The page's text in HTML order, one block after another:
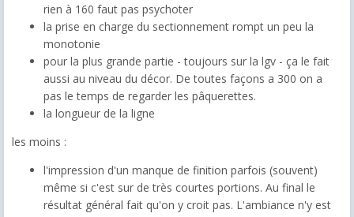
rien à 160 faut pas psychoter
la prise en charge du sectionnement rompt un peu la
monotonie
pour la plus grande partie - toujours sur la lgv - ça le fait
aussi au niveau du décor. De toutes façons a 300 on a
pas le temps de regarder les pâquerettes.
la longueur de la ligne
les moins :
l'impression d'un manque de finition parfois (souvent)
même si c'est sur de très courtes portions. Au final le
résultat général fait qu'on y croit pas. L'ambiance n'y est